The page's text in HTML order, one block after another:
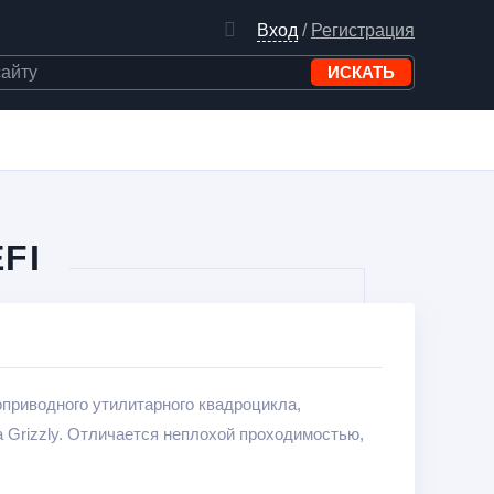
Вход / Регистрация
утилитарного квадроцикла,
Grizzly. Отличается неплохой проходимостью,
комфорта пассажира.